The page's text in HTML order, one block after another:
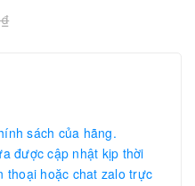
sách của hãng.
được cập nhật kịp thời
thoại hoặc chat zalo trực